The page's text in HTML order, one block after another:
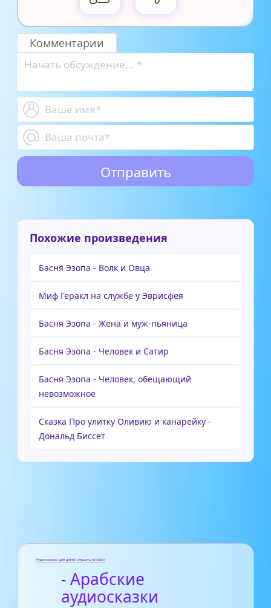
Комментарии
Похожие произведения
Басня Эзопа - Волк и Овца
Миф Геракл на службе у Эврисфея
Басня Эзопа - Жена и муж-пьяница
Басня Эзопа - Человек и Сатир
Басня Эзопа - Человек, обещающий
невозможное
Сказка Про улитку Оливию и канарейку -
Дональд Биссет
Аудиосказки для детей слушать онлайн
- Арабские
аудиосказки